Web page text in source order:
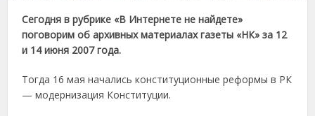
Сегодня в рубрике «В Интернете не найдете»
поговорим об архивных материалах газеты «НК» за 12
и 14 июня 2007 года.
Тогда 16 мая начались конституционные реформы в РК
— модернизация Конституции.